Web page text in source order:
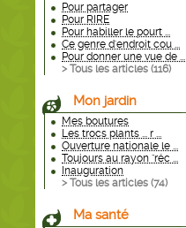
Pour partager
Pour RIRE
Pour habiller le pourt ...
Ce genre d'endroit cou ...
Pour donner une vue de ...
> Tous les articles (116)
Mon jardin
Mes boutures
Les trocs plants ... r ...
Ouverture nationale le ...
Toujours au rayon "réc ...
Inauguration
> Tous les articles (74)
Ma santé